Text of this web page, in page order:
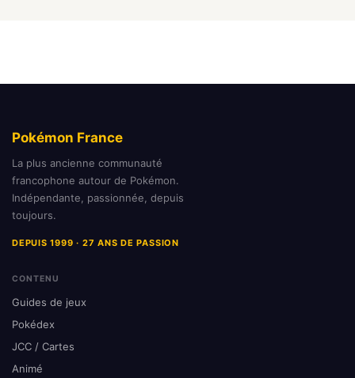
Pokémon France
La plus ancienne communauté
francophone autour de Pokémon.
Indépendante, passionnée, depuis
toujours.
DEPUIS 1999 · 27 ANS DE PASSION
CONTENU
Guides de jeux
Pokédex
JCC / Cartes
Animé